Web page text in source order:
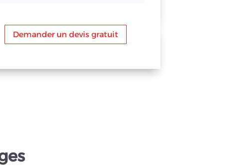
Demander un devis gratuit